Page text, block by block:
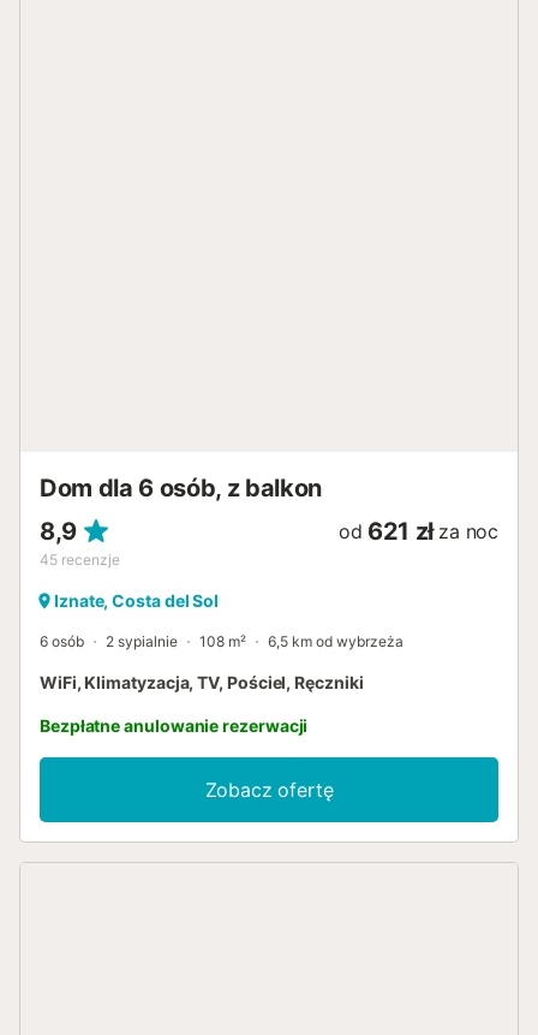
Dom dla 6 osób, z balkon
8,9
45 recenzje
od 621 zł za noc
Iznate, Costa del Sol
6 osób 2 sypialnie 108 m² 6,5 km od wybrzeża
WiFi, Klimatyzacja, TV, Pościel, Ręczniki
Bezpłatne anulowanie rezerwacji
Zobacz ofertę